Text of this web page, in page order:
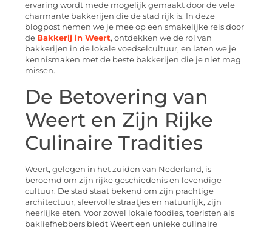
ervaring wordt mede mogelijk gemaakt door de vele
charmante bakkerijen die de stad rijk is. In deze
blogpost nemen we je mee op een smakelijke reis door
de Bakkerij in Weert, ontdekken we de rol van
bakkerijen in de lokale voedselcultuur, en laten we je
kennismaken met de beste bakkerijen die je niet mag
missen.
De Betovering van
Weert en Zijn Rijke
Culinaire Tradities
Weert, gelegen in het zuiden van Nederland, is
beroemd om zijn rijke geschiedenis en levendige
cultuur. De stad staat bekend om zijn prachtige
architectuur, sfeervolle straatjes en natuurlijk, zijn
heerlijke eten. Voor zowel lokale foodies, toeristen als
bakliefhebbers biedt Weert een unieke culinaire